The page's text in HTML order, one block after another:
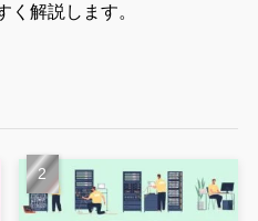
解説します。